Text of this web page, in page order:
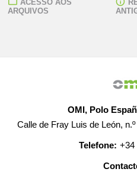
ACESSO AOS
ARQUIVOS
OMI, Polo
Calle de Fray Luis de León,
Telefone: +34